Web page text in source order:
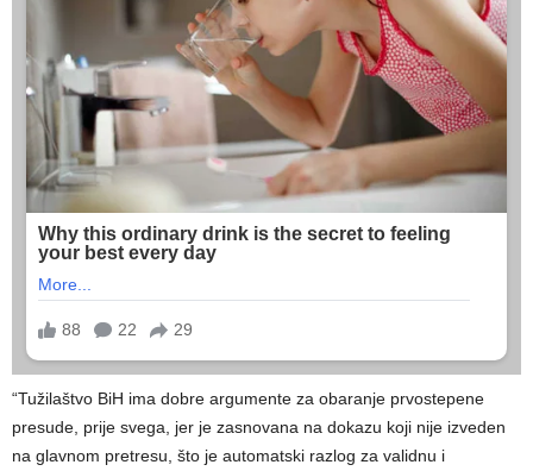
“Tužilaštvo BiH ima dobre argumente za obaranje prvostepene
presude, prije svega, jer je zasnovana na dokazu koji nije izveden
na glavnom pretresu, što je automatski razlog za validnu i